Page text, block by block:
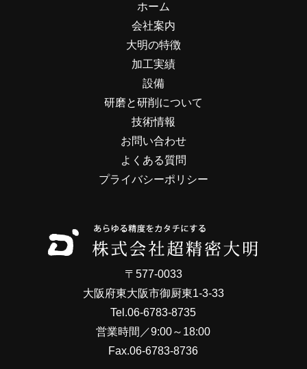
ホーム
会社案内
大明の特徴
加工実績
設備
研磨と研削について
技術情報
お問い合わせ
よくある質問
プライバシーポリシー
〒577-0033
大阪府東大阪市御厨東1-3-33
Tel.06-6783-8735
営業時間／9:00～18:00
Fax.06-6783-8736